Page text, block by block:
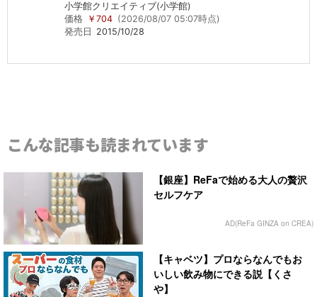
小学館クリエイティブ(小学館)
価格 ￥704 (2026/08/07 05:07時点)
発売日
2015/10/28
こんな記事も読まれています
【銀座】ReFaで始める大人の贅沢
セルフケア
AD(ReFa GINZA on CREA)
【キャベツ】プロならなんでもお
いしい飲み物にできる説【くさ
や】